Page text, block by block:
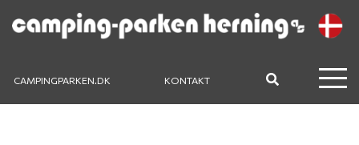
CAMPINGPARKEN.DK KONTAKT